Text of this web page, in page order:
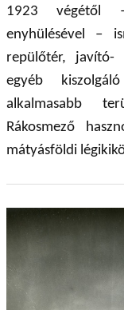
1923 végétől
enyhülésével –
repülőtér, javító-
egyéb
alkalmasabb
Rákosmező
mátyásföldi